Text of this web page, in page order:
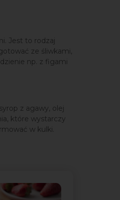
Jest to rodzaj
ze śliwkami,
np. z figami
z agawy, olej
które wystarczy
w kulki.